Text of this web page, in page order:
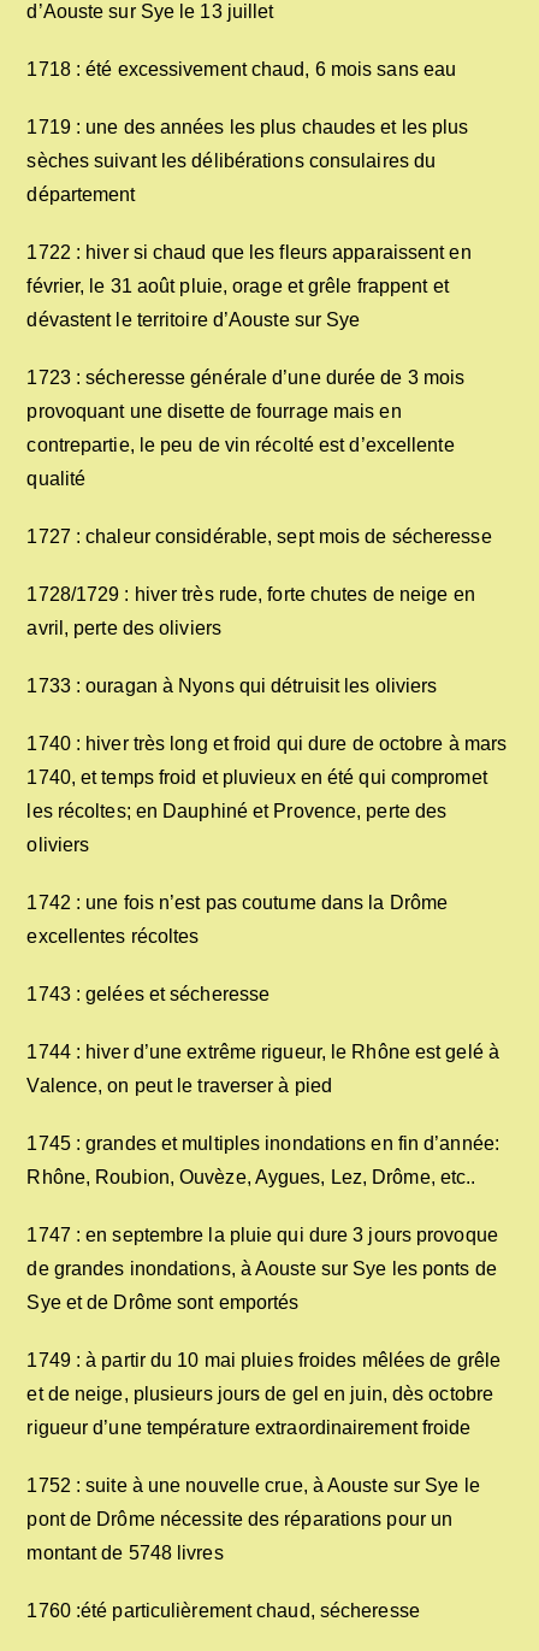
d’Aouste sur Sye le 13 juillet
1718 : été excessivement chaud, 6 mois sans eau
1719 : une des années les plus chaudes et les plus
sèches suivant les délibérations consulaires du
département
1722 : hiver si chaud que les fleurs apparaissent en
février, le 31 août pluie, orage et grêle frappent et
dévastent le territoire d’Aouste sur Sye
1723 : sécheresse générale d’une durée de 3 mois
provoquant une disette de fourrage mais en
contrepartie, le peu de vin récolté est d’excellente
qualité
1727 : chaleur considérable, sept mois de sécheresse
1728/1729 : hiver très rude, forte chutes de neige en
avril, perte des oliviers
1733 : ouragan à Nyons qui détruisit les oliviers
1740 : hiver très long et froid qui dure de octobre à mars
1740, et temps froid et pluvieux en été qui compromet
les récoltes; en Dauphiné et Provence, perte des
oliviers
1742 : une fois n’est pas coutume dans la Drôme
excellentes récoltes
1743 : gelées et sécheresse
1744 : hiver d’une extrême rigueur, le Rhône est gelé à
Valence, on peut le traverser à pied
1745 : grandes et multiples inondations en fin d’année:
Rhône, Roubion, Ouvèze, Aygues, Lez, Drôme, etc..
1747 : en septembre la pluie qui dure 3 jours provoque
de grandes inondations, à Aouste sur Sye les ponts de
Sye et de Drôme sont emportés
1749 : à partir du 10 mai pluies froides mêlées de grêle
et de neige, plusieurs jours de gel en juin, dès octobre
rigueur d’une température extraordinairement froide
1752 : suite à une nouvelle crue, à Aouste sur Sye le
pont de Drôme nécessite des réparations pour un
montant de 5748 livres
1760 :été particulièrement chaud, sécheresse